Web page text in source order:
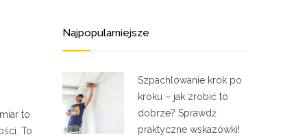
to
To
Najpopularniejsze
Szpachlowanie krok po
kroku – jak zrobić to
dobrze? Sprawdź
praktyczne wskazówki!